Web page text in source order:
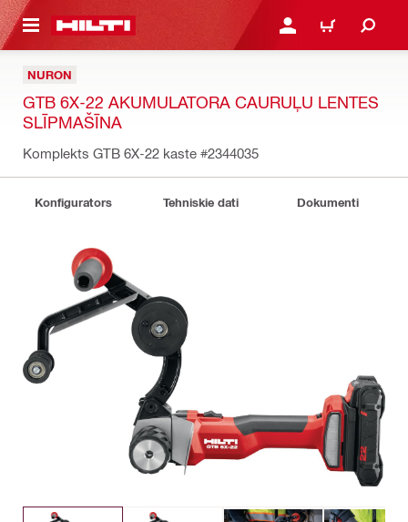
SATURU PIESLĒGTIES VAI
IEPIRKŠANĀS
NURON
GTB 6X-22 AKUMULATORA CAURUĻU LENTES
SLĪPMAŠĪNA
Komplekts GTB 6X-22 kaste #2344035
Konfigurators Tehniskie dati Dokumenti